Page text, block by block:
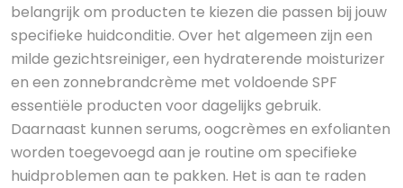
belangrijk om producten te kiezen die passen bij jouw
specifieke huidconditie. Over het algemeen zijn een
milde gezichtsreiniger, een hydraterende moisturizer
en een zonnebrandcrème met voldoende SPF
essentiële producten voor dagelijks gebruik.
Daarnaast kunnen serums, oogcrèmes en exfolianten
worden toegevoegd aan je routine om specifieke
huidproblemen aan te pakken. Het is aan te raden